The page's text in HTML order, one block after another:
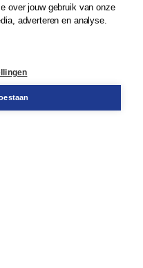
over jouw gebruik van onze
adverteren en analyse.